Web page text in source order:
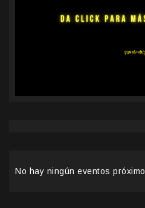
No hay ningún eventos